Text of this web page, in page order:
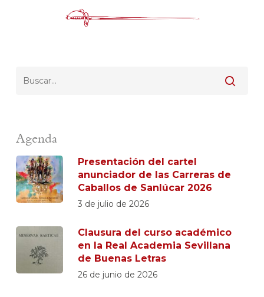
Agenda
Presentación del cartel
anunciador de las Carreras de
Caballos de Sanlúcar 2026
3 de julio de 2026
Clausura del curso académico
en la Real Academia Sevillana
de Buenas Letras
26 de junio de 2026